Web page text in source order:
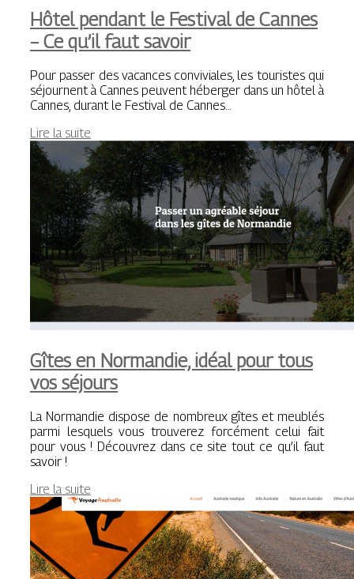
Hôtel pendant le Festival de Cannes
– Ce qu’il faut savoir
Pour passer des vacances conviviales, les touristes qui
séjournent à Cannes peuvent héberger dans un hôtel à
Cannes, durant le Festival de Cannes…
Lire la suite
Gîtes en Normandie, idéal pour tous
vos séjours
La Normandie dispose de nombreux gîtes et meublés
parmi lesquels vous trouverez forcément celui fait
pour vous ! Découvrez dans ce site tout ce qu’il faut
savoir !
Lire la suite